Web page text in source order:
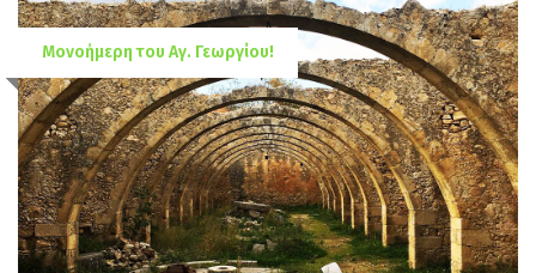
Μονοήμερη του Αγ. Γεωργίου!